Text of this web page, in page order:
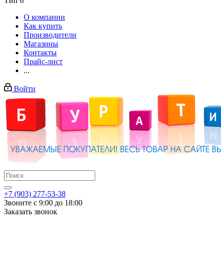
О компании
Как купить
Производители
Магазины
Контакты
Прайс-лист
...
Войти
+7 (903) 277-53-38
Звоните с 9:00 до 18:00
Заказать звонок